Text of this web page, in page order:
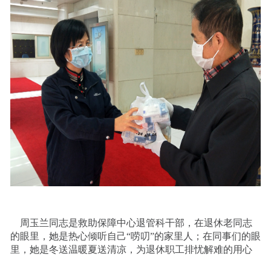
周玉兰同志是救助保障中心退管科干部，在退休老同志
的眼里，她是热心倾听自己“唠叨”的家里人；在同事们的眼
里，她是冬送温暖夏送清凉，为退休职工排忧解难的用心